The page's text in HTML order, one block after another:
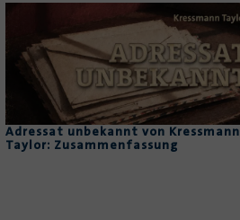
Adressat unbekannt von Kressmann
Taylor: Zusammenfassung